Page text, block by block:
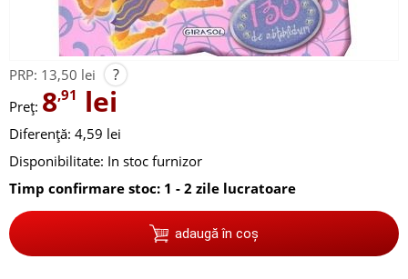
PRP: 13,50 lei ?
Preț: 8,91 lei
Diferență: 4,59 lei
Disponibilitate: In stoc furnizor
Timp confirmare stoc: 1 - 2 zile lucratoare
adaugă în coș